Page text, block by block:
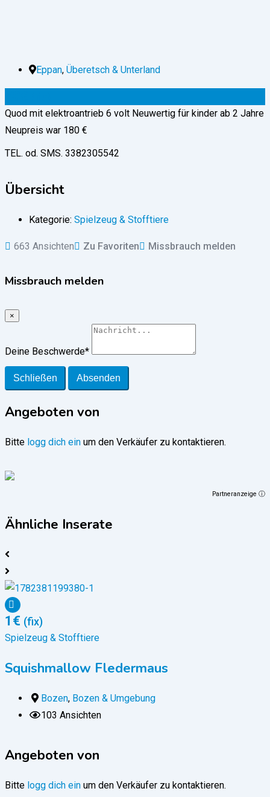
Eppan, Überetsch & Unterland
Quod mit elektroantrieb 6 volt Neuwertig für kinder ab 2 Jahre
Neupreis war 180 €
TEL. od. SMS. 3382305542
Übersicht
Kategorie: Spielzeug & Stofftiere
663 Ansichten Zu Favoriten Missbrauch melden
Missbrauch melden
×
Deine Beschwerde*
Schließen Absenden
Angeboten von
Bitte logg dich ein um den Verkäufer zu kontaktieren.
Partneranzeige ⓘ
Ähnliche Inserate
1 € (fix)
Spielzeug & Stofftiere
Squishmallow Fledermaus
Bozen, Bozen & Umgebung
103 Ansichten
Angeboten von
Bitte logg dich ein um den Verkäufer zu kontaktieren.